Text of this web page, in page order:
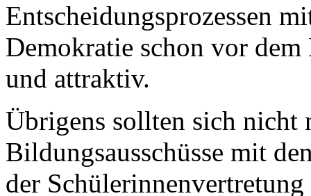
Entscheidungsprozessen
Demokratie schon vor dem
und attraktiv.
Übrigens sollten sich nicht
Bildungsausschüsse mit
der